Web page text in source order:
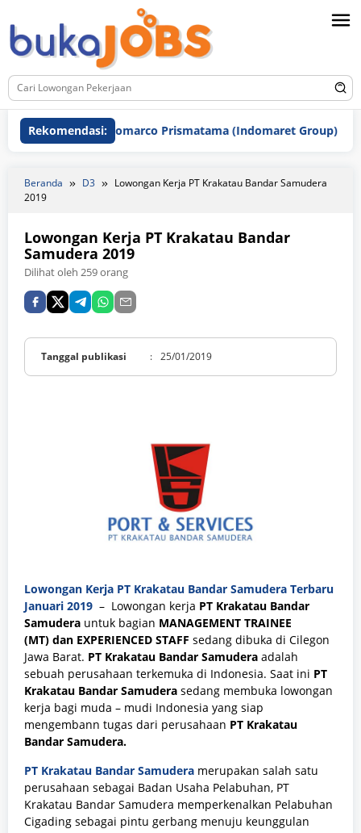
ke
konten
Rekomendasi:
PT Indomarco Prismatama (Indomaret Group)
Beranda D3
Lowongan Kerja PT Krakatau Bandar Samudera
2019
Lowongan Kerja PT Krakatau Bandar
Samudera 2019
Dilihat oleh 259 orang
Tanggal publikasi : 25/01/2019
Lowongan Kerja PT Krakatau Bandar Samudera Terbaru
Januari 2019 – Lowongan kerja PT Krakatau Bandar
Samudera untuk bagian MANAGEMENT TRAINEE
(MT) dan EXPERIENCED STAFF sedang dibuka di Cilegon
Jawa Barat. PT Krakatau Bandar Samudera adalah
sebuah perusahaan terkemuka di Indonesia. Saat ini PT
Krakatau Bandar Samudera sedang membuka lowongan
kerja bagi muda – mudi Indonesia yang siap
mengembann tugas dari perusahaan PT Krakatau
Bandar Samudera.
PT Krakatau Bandar Samudera merupakan salah satu
perusahaan sebagai Badan Usaha Pelabuhan, PT
Krakatau Bandar Samudera memperkenalkan Pelabuhan
Cigading sebagai pintu gerbang menuju keunggulan